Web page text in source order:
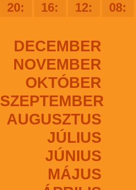
20:
16: 12: 08:
DECEMBER
NOVEMBER
OKTÓBER
SZEPTEMBER
AUGUSZTUS
JÚLIUS
JÚNIUS
MÁJUS